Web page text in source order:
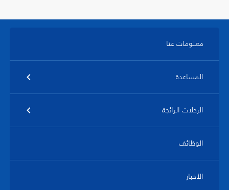
معلومات عنا
المساعدة
الرحلات الرائجة
الوظائف
الأخبار